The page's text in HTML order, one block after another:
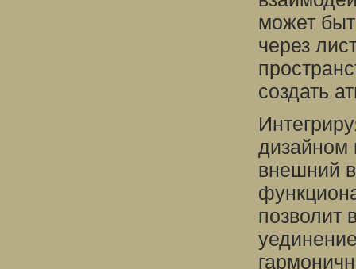
может
через
создать
дизайном
внешний
позволит